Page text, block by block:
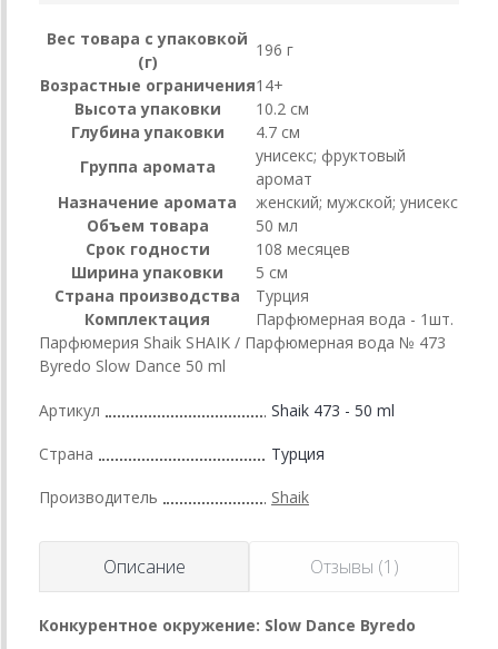
Вес товара с упаковкой
(г)
196 г
Возрастные ограничения14+
Высота упаковки
10.2 см
Глубина упаковки
4.7 см
Группа аромата
унисекс; фруктовый
аромат
Назначение аромата
женский; мужской; унисекс
Объем товара
50 мл
Срок годности
108 месяцев
Ширина упаковки
5 см
Страна производства
Турция
Комплектация
Парфюмерная вода - 1шт.
Парфюмерия Shaik SHAIK / Парфюмерная вода № 473
Byredo Slow Dance 50 ml
Артикул Shaik 473 - 50 ml
Страна Турция
Производитель Shaik
Описание Отзывы (1)
Конкурентное окружение: Slow Dance Byredo